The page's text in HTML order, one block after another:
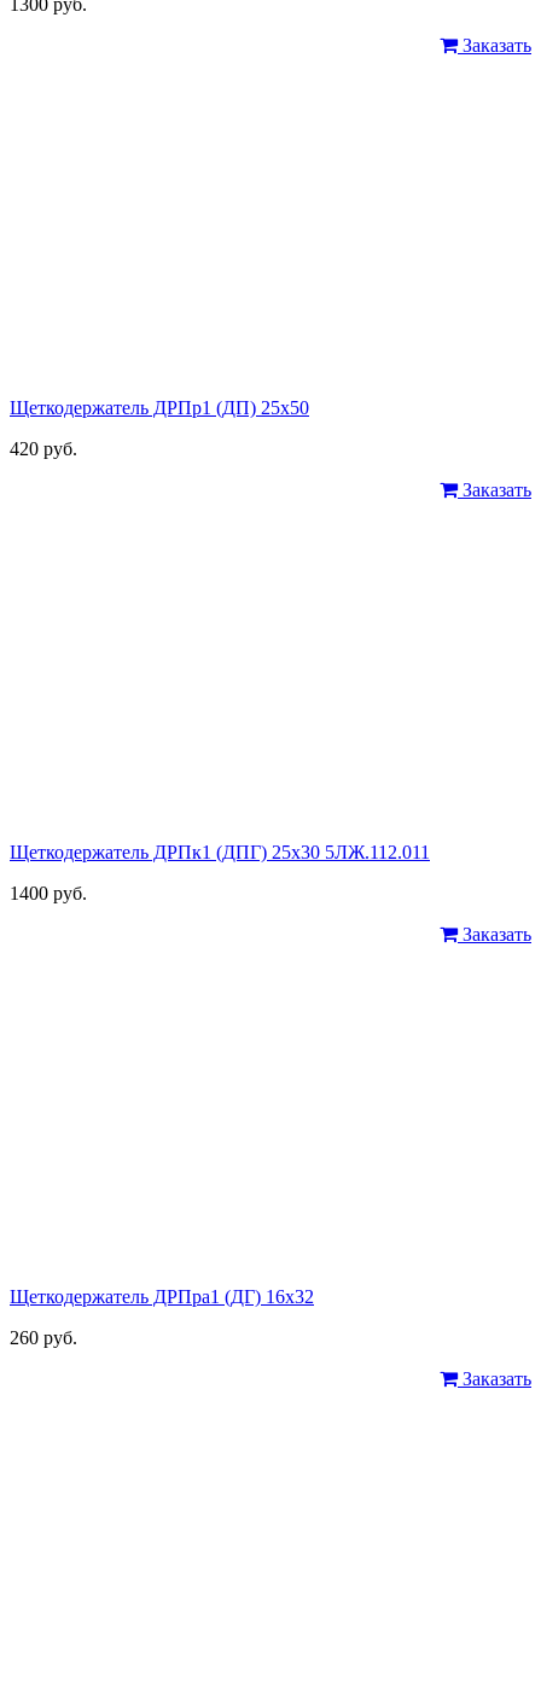
1300 руб.
Заказать
Щеткодержатель ДРПр1 (ДП) 25х50
420 руб.
Заказать
Щеткодержатель ДРПк1 (ДПГ) 25х30 5ЛЖ.112.011
1400 руб.
Заказать
Щеткодержатель ДРПра1 (ДГ) 16х32
260 руб.
Заказать